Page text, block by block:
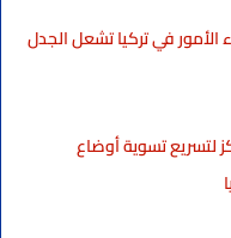
الأمور في تركيا تشعل الجدل
تفتتح 4 مراكز لتسريع تسوية أوضاع